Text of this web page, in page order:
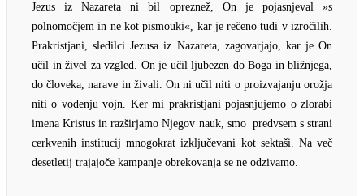
Jezus iz Nazareta ni bil opreznež, On je pojasnjeval »s
polnomočjem in ne kot pismouki«, kar je rečeno tudi v izročilih.
Prakristjani, sledilci Jezusa iz Nazareta, zagovarjajo, kar je On
učil in živel za vzgled. On je učil ljubezen do Boga in bližnjega,
do človeka, narave in živali. On ni učil niti o proizvajanju orožja
niti o vodenju vojn. Ker mi prakristjani pojasnjujemo o zlorabi
imena Kristus in razširjamo Njegov nauk, smo predvsem s strani
cerkvenih institucij mnogokrat izključevani kot sektaši. Na več
desetletij trajajoče kampanje obrekovanja se ne odzivamo.